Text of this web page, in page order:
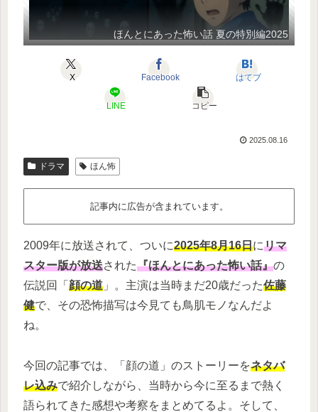
ほんとにあった怖い話 夏の特別編2025
X Facebook はてブ
LINE コピー
2025.08.16
ドラマ ほん怖
記事内に広告が含まれています。
2009年に放送されて、ついに2025年8月16日にリマ
スター版が放送された『ほんとにあった怖い話』の
伝説回「 顔の道 」。主演は当時まだ20歳だった佐藤
健で、その恐怖描写は今見ても鳥肌モノなんだよ
ね。
今回の記事では、「顔の道」のストーリーをネタバ
レ込みで紹介しながら、当時から今に至るまで熱く
語られてきた感想や考察をまとめてるよ。そして、